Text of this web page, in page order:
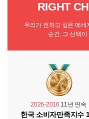
RIGHT
우리가 전하고 싶은 메
순간, 그 선택이
2026-2016 11년 연속
한국 소비자만족지수